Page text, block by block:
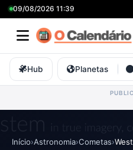
09/08/2026 11:39
Hub Planetas
Início›Astronomia›Cometas›West